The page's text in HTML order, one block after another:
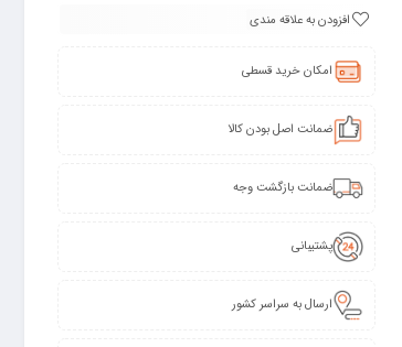
افزودن به علاقه مندی
امکان خرید قسطی
ضمانت اصل بودن کالا
ضمانت بازگشت وجه
پشتیبانی
ارسال به سراسر کشور